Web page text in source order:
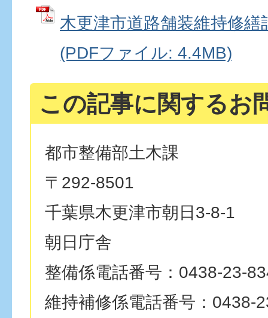
木更津市道路舗装維持修繕
(PDFファイル: 4.4MB)
この記事に関するお
都市整備部土木課
〒292-8501
千葉県木更津市朝日3-8-1
朝日庁舎
整備係電話番号：0438-23-
維持補修係電話番号：0438-